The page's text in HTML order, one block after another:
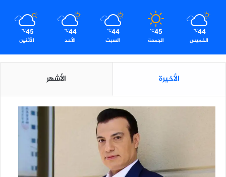
44
℃
الخميس
45
℃
الجمعة
44
℃
السبت
44
℃
الأحد
45
℃
الأثنين
الأخيرة الأشهر